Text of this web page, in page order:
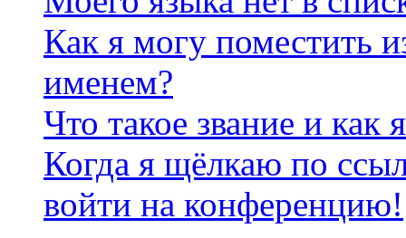
Как я могу поместить
именем?
Что такое звание и как
Когда я щёлкаю по
войти на конференцию!